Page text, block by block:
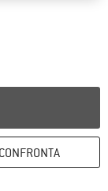
CONFRONTA